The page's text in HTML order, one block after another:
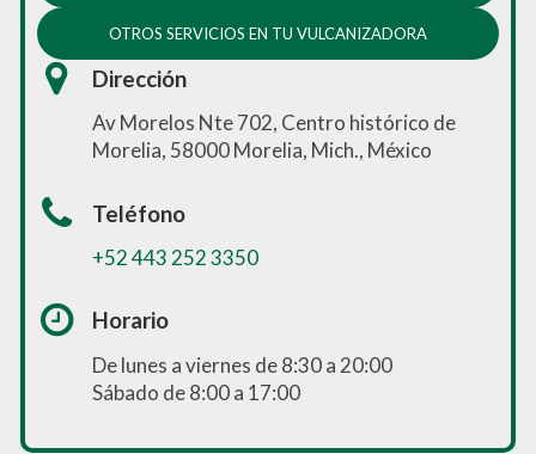
OTROS SERVICIOS EN TU VULCANIZADORA
Dirección
Av Morelos Nte 702, Centro histórico de
Morelia, 58000 Morelia, Mich., México
Teléfono
+52 443 252 3350
Horario
De lunes a viernes de 8:30 a 20:00
Sábado de 8:00 a 17:00